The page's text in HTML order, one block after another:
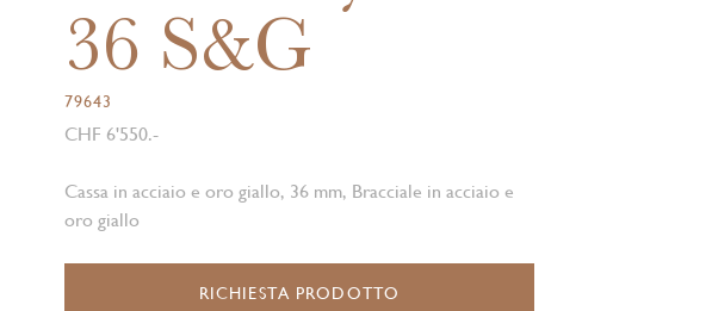
36 S&G
79643
CHF 6'550.-
Cassa in acciaio e oro giallo, 36 mm, Bracciale in acciaio e
oro giallo
RICHIESTA PRODOTTO